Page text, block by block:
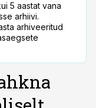
5 aastat vana
arhiivi.
arhiveeritud